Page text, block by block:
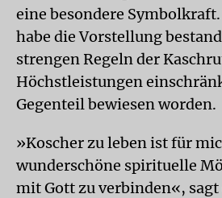
eine besondere
habe die Vorstellung
strengen Regeln der
Höchstleistungen
Gegenteil bewiesen worden.
»Koscher zu leben ist für
wunderschöne spirituelle
mit Gott zu verbinden«, sagt